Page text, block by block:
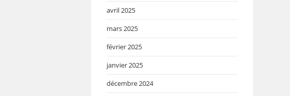
avril 2025
mars 2025
février 2025
janvier 2025
décembre 2024